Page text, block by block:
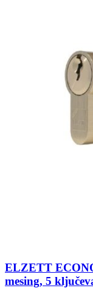
ELZETT
mesing, 5